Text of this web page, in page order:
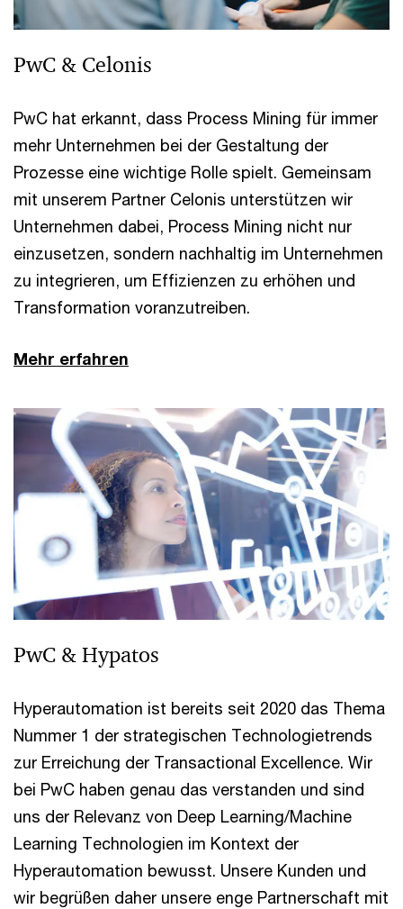
PwC & Celonis
PwC hat erkannt, dass Process Mining für immer
mehr Unternehmen bei der Gestaltung der
Prozesse eine wichtige Rolle spielt. Gemeinsam
mit unserem Partner Celonis unterstützen wir
Unternehmen dabei, Process Mining nicht nur
einzusetzen, sondern nachhaltig im Unternehmen
zu integrieren, um Effizienzen zu erhöhen und
Transformation voranzutreiben.
Mehr erfahren
PwC & Hypatos
Hyperautomation ist bereits seit 2020 das Thema
Nummer 1 der strategischen Technologietrends
zur Erreichung der Transactional Excellence. Wir
bei PwC haben genau das verstanden und sind
uns der Relevanz von Deep Learning/Machine
Learning Technologien im Kontext der
Hyperautomation bewusst. Unsere Kunden und
wir begrüßen daher unsere enge Partnerschaft mit